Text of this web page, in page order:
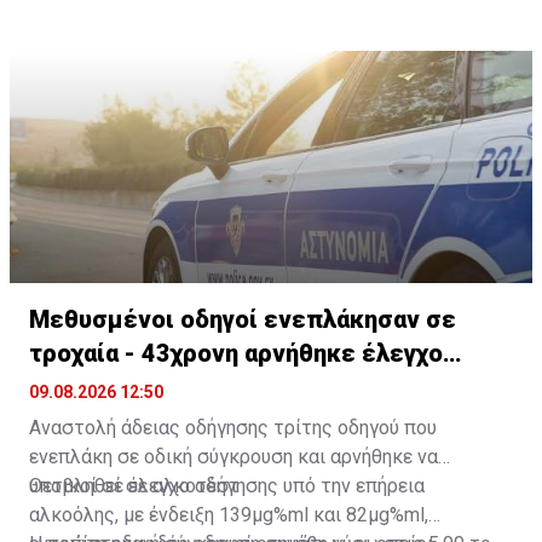
Μεθυσμένοι οδηγοί ενεπλάκησαν σε
τροχαία - 43χρονη αρνήθηκε έλεγχο
αλκοτέστ
09.08.2026 12:50
Αναστολή άδειας οδήγησης τρίτης οδηγού που
ενεπλάκη σε οδική σύγκρουση και αρνήθηκε να
υποβληθεί σε αλκοτέστ
Θετικοί σε έλεγχο οδήγησης υπό την επήρεια
αλκοόλης, με ένδειξη 139μg%ml και 82μg%ml,